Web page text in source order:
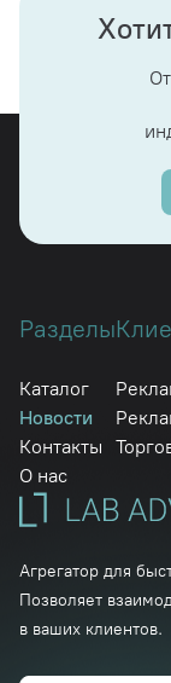
Агрегатор для
Позволяет
в ваших клиентов.
Разделы
Каталог
Новости
Контакты
О нас